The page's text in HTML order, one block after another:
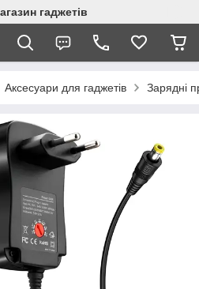
гаджетів
Аксесуари для гаджетів Зарядні